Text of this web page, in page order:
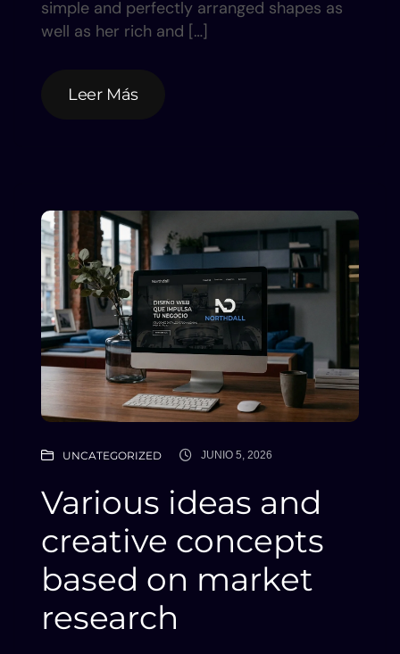
simple and perfectly arranged shapes as
well as her rich and […]
Leer Más
UNCATEGORIZED JUNIO 5, 2026
Various ideas and
creative concepts
based on market
research